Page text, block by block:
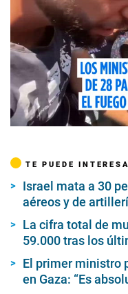
00:00 /02:01
TE PUEDE
Israel mata a 30
aéreos y de
La cifra total de
59.000 tras los
El primer ministro
en Gaza: “Es